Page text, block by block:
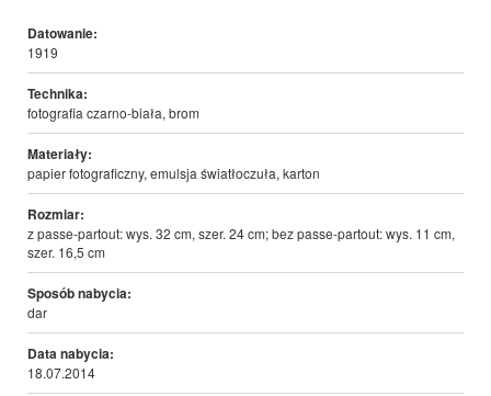
Datowanie:
1919
Technika:
fotografia czarno-biała, brom
Materiały:
papier fotograficzny, emulsja światłoczuła, karton
Rozmiar:
z passe-partout: wys. 32 cm, szer. 24 cm; bez passe-partout: wys. 11 cm,
szer. 16,5 cm
Sposób nabycia:
dar
Data nabycia:
18.07.2014